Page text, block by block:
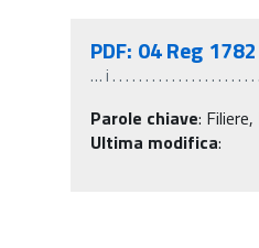
PDF: 04 Reg
…i . . . . . . . . . . . . . . . . . . .
Parole chiave:
Ultima modifica: